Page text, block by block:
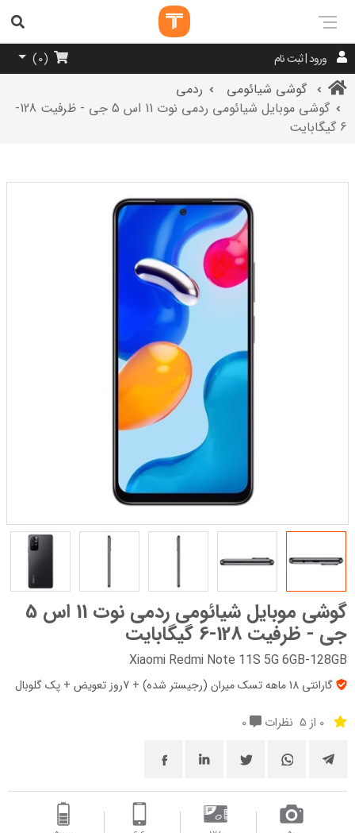
ورود | ثبت نام (
0
)
گوشی شیائومی
ردمی
گوشی موبایل شیائومی ردمی نوت 11 اس 5 جی - ظرفیت 128-
6 گیگابایت
گوشی موبایل شیائومی ردمی نوت 11 اس 5
جی - ظرفیت 128-6 گیگابایت
Xiaomi Redmi Note 11S 5G 6GB-128GB
گارانتی 18 ماهه تسک میران (رجیستر شده) + 7روز تعویض + پک‌ گلوبال
0 از 5 نظرات